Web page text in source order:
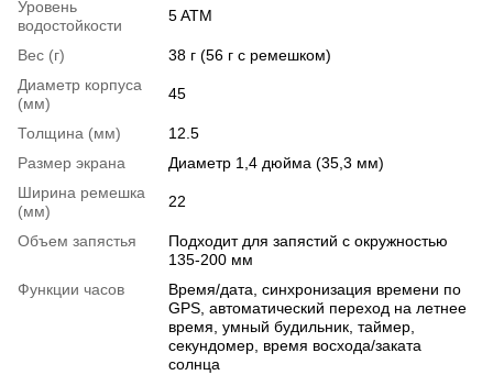
Уровень
водостойкости
5 ATM
Вес (г)
38 г (56 г с ремешком)
Диаметр корпуса
(мм)
45
Толщина (мм)
12.5
Размер экрана
Диаметр 1,4 дюйма (35,3 мм)
Ширина ремешка
(мм)
22
Объем запястья
Подходит для запястий с окружностью
135-200 мм
Функции часов
Время/дата, синхронизация времени по
GPS, автоматический переход на летнее
время, умный будильник, таймер,
секундомер, время восхода/заката
солнца